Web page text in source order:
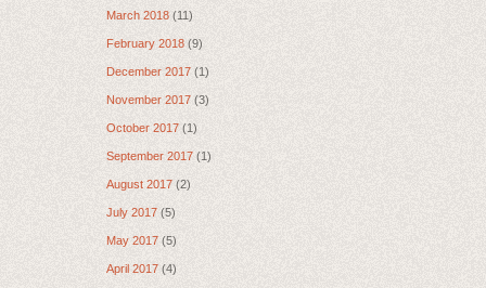
March 2018 (11)
February 2018 (9)
December 2017 (1)
November 2017 (3)
October 2017 (1)
September 2017 (1)
August 2017 (2)
July 2017 (5)
May 2017 (5)
April 2017 (4)